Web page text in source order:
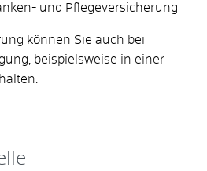
und Pflegeversicherung
können Sie auch bei
beispielsweise in einer